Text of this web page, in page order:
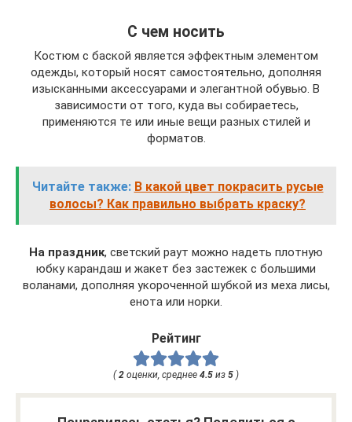
С чем носить
Костюм с баской является эффектным элементом
одежды, который носят самостоятельно, дополняя
изысканными аксессуарами и элегантной обувью. В
зависимости от того, куда вы собираетесь,
применяются те или иные вещи разных стилей и
форматов.
Читайте также: В какой цвет покрасить русые
волосы? Как правильно выбрать краску?
На праздник, светский раут можно надеть плотную
юбку карандаш и жакет без застежек с большими
воланами, дополняя укороченной шубкой из меха лисы,
енота или норки.
Рейтинг
( 2 оценки, среднее 4.5 из 5 )